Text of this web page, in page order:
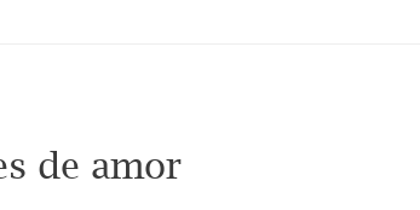
de amor